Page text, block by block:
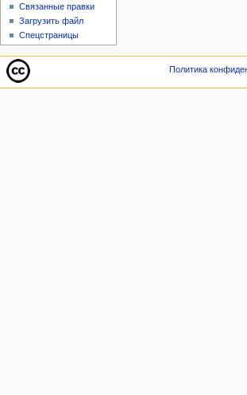
Связанные правки
Загрузить файл
Спецстраницы
Политика